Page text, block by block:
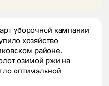
уборочной кампании
хозяйство
районе.
озимой ржи на
оптимальной